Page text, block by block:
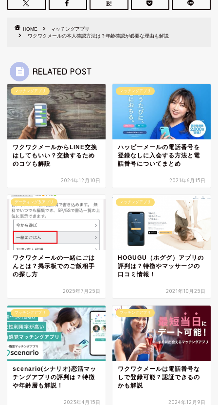
HOME
マッチングアプリ
ワクワクメールの本人確認方法は？年齢確認が必要な理由も解説
RELATED POST
マッチングアプリ
ワクワクメールからLINE交換
はしてもいい？交換するため
のコツも解説
2024年12月10日
マッチングアプリ
ハッピーメールの電話番号を
登録なしに入会する方法と電
話番号についてまとめ
2021年6月15日
デーティング系アプリ
ワクワクメールの一緒にごは
んとは？掲示板でのご飯相手
の探し方
2025年7月25日
マッチングアプリ
HOGUGU（ホググ）アプリの
評判は？特徴やマッサージの
口コミ情報！
2021年10月25日
マッチングアプリ
scenario(シナリオ)恋活マッ
チングアプリの評判は？特徴
や年齢層も解説！
2023年4月15日
マッチングアプリ
ワクワクメールは電話番号な
しで登録可能？認証できるの
かも解説
2024年12月9日